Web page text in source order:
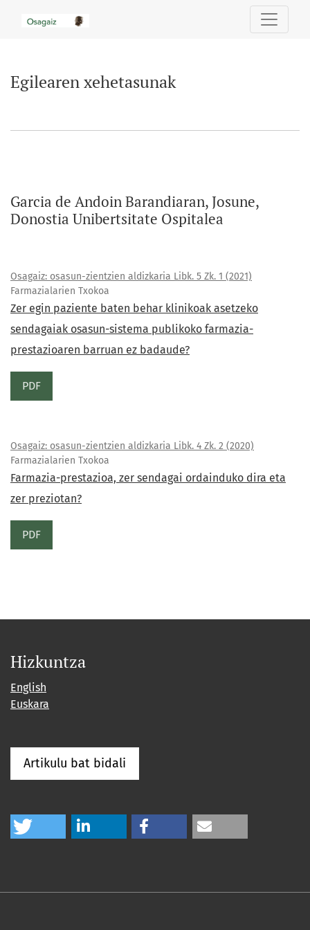
Egilearen xehetasunak
Garcia de Andoin Barandiaran, Josune,
Donostia Unibertsitate Ospitalea
Osagaiz: osasun-zientzien aldizkaria Libk. 5 Zk. 1 (2021)
Farmazialarien Txokoa
Zer egin paziente baten behar klinikoak asetzeko
sendagaiak osasun-sistema publikoko farmazia-
prestazioaren barruan ez badaude?
PDF
Osagaiz: osasun-zientzien aldizkaria Libk. 4 Zk. 2 (2020)
Farmazialarien Txokoa
Farmazia-prestazioa, zer sendagai ordainduko dira eta
zer preziotan?
PDF
Hizkuntza
English
Euskara
Artikulu bat bidali